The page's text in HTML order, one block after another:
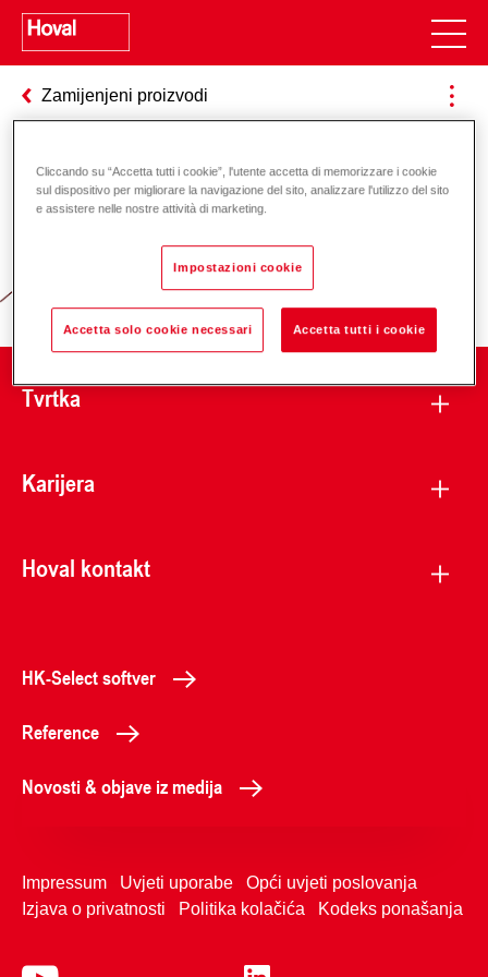
Zamijenjeni proizvodi
Odgovornost za energiju i okoliš
Tvrtka
Karijera
Hoval kontakt
HK-Select softver
Reference
Novosti & objave iz medija
Impressum Uvjeti uporabe
Opći uvjeti poslovanja
Izjava o privatnosti
Politika kolačića Kodeks ponašanja
Cliccando su “Accetta tutti i cookie”, l'utente accetta di memorizzare i cookie
sul dispositivo per migliorare la navigazione del sito, analizzare l'utilizzo del sito
e assistere nelle nostre attività di marketing.
Impostazioni cookie
Accetta solo cookie necessari Accetta tutti i cookie